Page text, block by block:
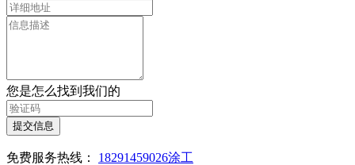
您是怎么找到我们的
提交信息
免费服务热线： 18291459026涂工